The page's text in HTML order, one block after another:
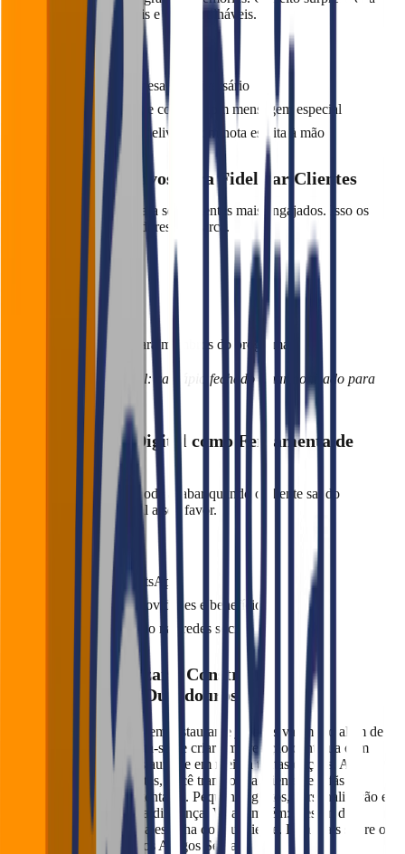
experiências memoráveis e compartilháveis.
Ofereça uma sobremesa no aniversário
Traga um aperitivo de cortesia com mensagem especial
Envie um mimo via delivery com nota escrita à mão
5. Eventos Exclusivos para Fidelizar Clientes
Crie eventos voltados para seus clientes mais engajados. Isso os
transforma em embaixadores da marca.
Como fazer:
Noites temáticas
Degustações VIP
Eventos fechados para membros do programa
“Noite do Chef Especial: cardápio fechado e harmonizado para
6. Engajamento Digital como Ferramenta de
Fidelização
O relacionamento não pode acabar quando o cliente sai do
restaurante. Use o digital a seu favor.
Crie grupos no WhatsApp
Envie e-mails com novidades e benefícios
Compartilhe conteúdo nas redes sociais
Conclusão: Fidelizar é Construir
Relacionamentos Duradouros
A fidelização de clientes em restaurante japonês vai muito além de
descontos e cupons. Trata-se de criar uma relação contínua com
quem escolheu o seu restaurante em meio a tantas opções. Ao
aplicar as estratégias certas, você transforma clientes em fãs e
garante um negócio sustentável. Pequenos gestos, personalização e
escuta ativa fazem toda a diferença. Veja também: Design de
cardápio: como facilitar a escolha do seu cliente. Leia mais sobre o
fidelização de clientes nos Artigos Sebrae.